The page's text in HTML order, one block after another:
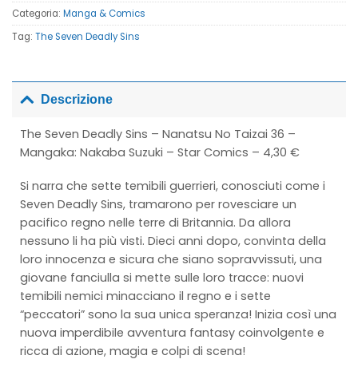
Categoria: Manga & Comics
Tag: The Seven Deadly Sins
Descrizione
The Seven Deadly Sins – Nanatsu No Taizai 36 –
Mangaka: Nakaba Suzuki – Star Comics – 4,30 €
Si narra che sette temibili guerrieri, conosciuti come i
Seven Deadly Sins, tramarono per rovesciare un
pacifico regno nelle terre di Britannia. Da allora
nessuno li ha più visti. Dieci anni dopo, convinta della
loro innocenza e sicura che siano sopravvissuti, una
giovane fanciulla si mette sulle loro tracce: nuovi
temibili nemici minacciano il regno e i sette
“peccatori” sono la sua unica speranza! Inizia così una
nuova imperdibile avventura fantasy coinvolgente e
ricca di azione, magia e colpi di scena!